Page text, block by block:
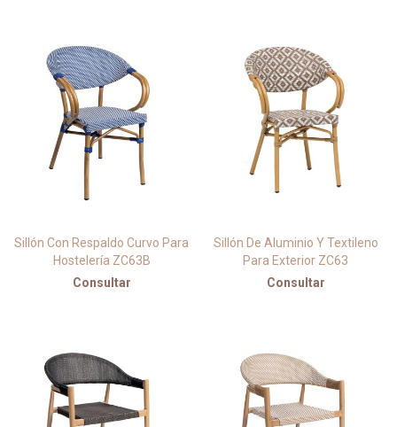
Sillón Con Respaldo Curvo Para
Hostelería ZC63B
Consultar
Sillón De Aluminio Y Textileno
Para Exterior ZC63
Consultar